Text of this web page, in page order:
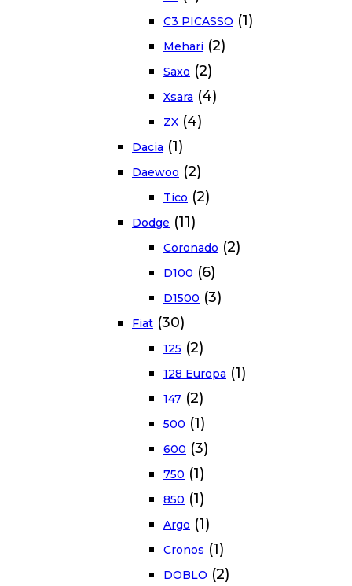
C3 PICASSO (1)
Mehari (2)
Saxo (2)
Xsara (4)
ZX (4)
Dacia (1)
Daewoo (2)
Tico (2)
Dodge (11)
Coronado (2)
D100 (6)
D1500 (3)
Fiat (30)
125 (2)
128 Europa (1)
147 (2)
500 (1)
600 (3)
750 (1)
850 (1)
Argo (1)
Cronos (1)
DOBLO (2)